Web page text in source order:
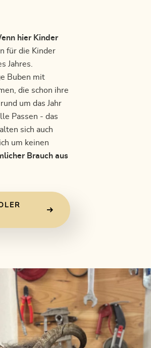
hier Kinder
für die Kinder
Jahres.
Buben mit
die schon ihre
um das Jahr
Passen - das
sich auch
um keinen
Brauch aus